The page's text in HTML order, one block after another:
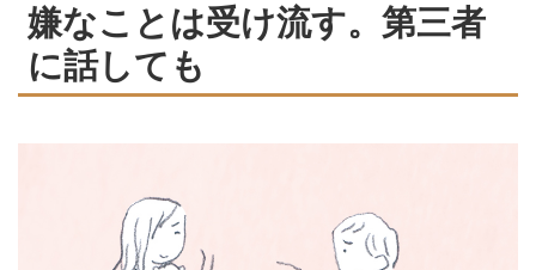
ドバイザーの久保奈穂実さんに、
健やかに新しい季節を迎えるため
（『天然生活』2025年4月号掲
嫌なことは受け流す。第三者
に話しても